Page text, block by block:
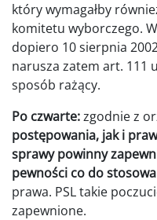
który wymagałby
komitetu wyborczego.
dopiero 10 sierpnia
narusza zatem art. 111
sposób rażący.
Po czwarte:zgodnie z
postępowania, jak i
sprawy powinny
pewności co do
prawa. PSL takie
zapewnione.